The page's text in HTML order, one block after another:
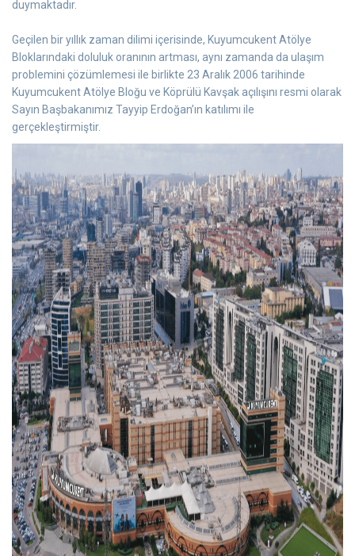
duymaktadır.
Geçilen bir yıllık zaman dilimi içerisinde, Kuyumcukent Atölye
Bloklarındaki doluluk oranının artması, aynı zamanda da ulaşım
problemini çözümlemesi ile birlikte 23 Aralık 2006 tarihinde
Kuyumcukent Atölye Bloğu ve Köprülü Kavşak açılışını resmi olarak
Sayın Başbakanımız Tayyip Erdoğan’ın katılımı ile
gerçekleştirmiştir.